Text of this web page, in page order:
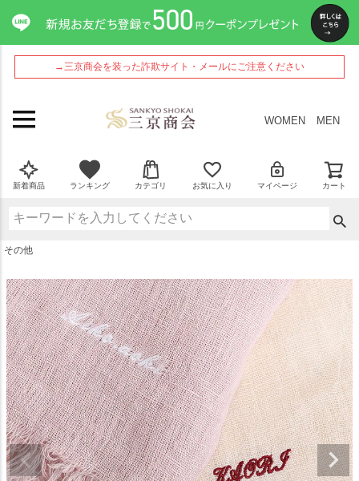
→三京商会を装った詐欺サイト・メールにご注意ください
WOMEN MEN
新着商品 ランキング カテゴリ お気に入り マイページ カート
その他
ペー
ジト
ップ
へ